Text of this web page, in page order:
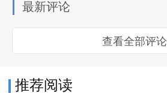
最新评论
查看全部评论
推荐阅读